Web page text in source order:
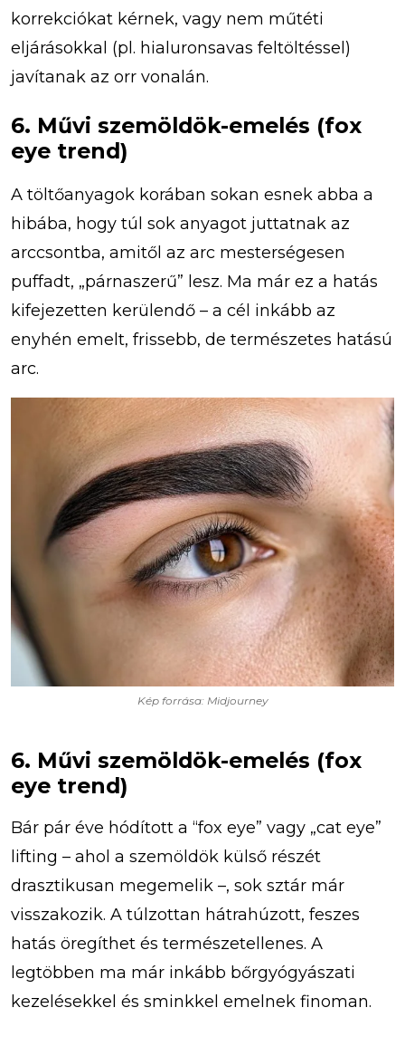
korrekciókat kérnek, vagy nem műtéti
eljárásokkal (pl. hialuronsavas feltöltéssel)
javítanak az orr vonalán.
6. Művi szemöldök-emelés (fox
eye trend)
A töltőanyagok korában sokan esnek abba a
hibába, hogy túl sok anyagot juttatnak az
arccsontba, amitől az arc mesterségesen
puffadt, „párnaszerű” lesz. Ma már ez a hatás
kifejezetten kerülendő – a cél inkább az
enyhén emelt, frissebb, de természetes hatású
arc.
Kép forrása: Midjourney
6. Művi szemöldök-emelés (fox
eye trend)
Bár pár éve hódított a “fox eye” vagy „cat eye”
lifting – ahol a szemöldök külső részét
drasztikusan megemelik –, sok sztár már
visszakozik. A túlzottan hátrahúzott, feszes
hatás öregíthet és természetellenes. A
legtöbben ma már inkább bőrgyógyászati
kezelésekkel és sminkkel emelnek finoman.